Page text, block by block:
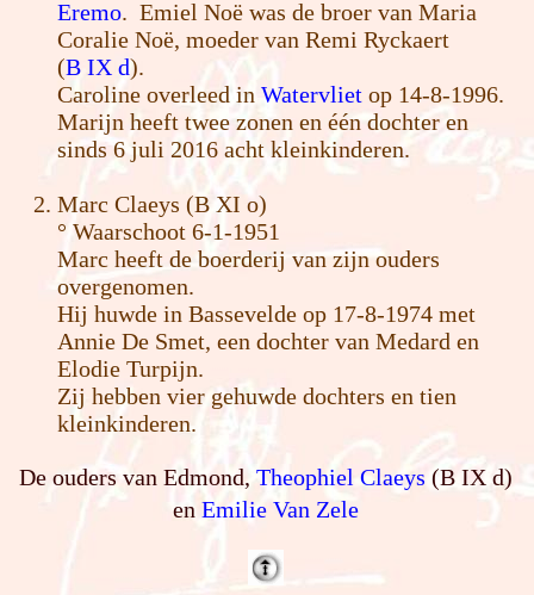
Eremo. Emiel Noë was de broer van Maria
Coralie Noë, moeder van Remi Ryckaert
(B IX d).
Caroline overleed in Watervliet op 14-8-1996.
Marijn heeft twee zonen en één dochter en
sinds 6 juli 2016 acht kleinkinderen.
Marc Claeys (B XI o)
° Waarschoot 6-1-1951
Marc heeft de boerderij van zijn ouders
overgenomen.
Hij huwde in Bassevelde op 17-8-1974 met
Annie De Smet, een dochter van Medard en
Elodie Turpijn.
Zij hebben vier gehuwde dochters en tien
kleinkinderen.
De ouders van Edmond, Theophiel Claeys (B IX d)
en Emilie Van Zele